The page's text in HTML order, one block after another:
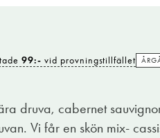
99:- vid provningstillfället
druva, cabernet
Vi får en skön mix-
första vinrankor
med en mjuk strävhet